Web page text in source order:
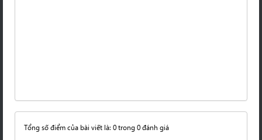
Tổng số điểm của bài viết là: 0 trong 0 đánh giá